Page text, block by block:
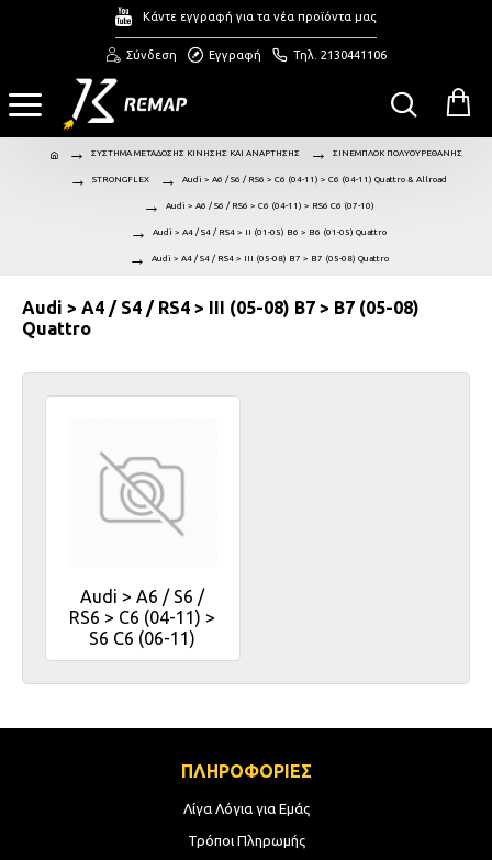
Κάντε εγγραφή για τα νέα προϊόντα μας
Σύνδεση Εγγραφή Τηλ. 2130441106
ΣΥΣΤΗΜΑ ΜΕΤΑΔΟΣΗΣ ΚΙΝΗΣΗΣ ΚΑΙ ΑΝΑΡΤΗΣΗΣ ΣΙΝΕΜΠΛΟΚ ΠΟΛΥΟΥΡΕΘΑΝΗΣ
STRONGFLEX Audi > A6 / S6 / RS6 > C6 (04-11) > C6 (04-11) Quattro & Allroad
Audi > A6 / S6 / RS6 > C6 (04-11) > RS6 C6 (07-10)
Audi > A4 / S4 / RS4 > II (01-05) B6 > B6 (01-05) Quattro
Audi > A4 / S4 / RS4 > III (05-08) B7 > B7 (05-08) Quattro
Audi > A4 / S4 / RS4 > III (05-08) B7 > B7 (05-08)
Quattro
Audi > A6 / S6 /
RS6 > C6 (04-11) >
S6 C6 (06-11)
ΠΛΗΡΟΦΟΡΙΕΣ
Λίγα Λόγια για Εμάς
Τρόποι Πληρωμής